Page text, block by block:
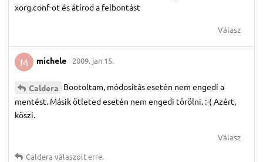
xorg.conf-ot és átírod a felbontást
Válasz
M michele 2009. jan 15.
Caldera Bootoltam, módosítás esetén nem engedi a
mentést. Másik ötleted esetén nem engedi törölni. :-( Azért,
köszi.
Válasz
Caldera válaszolt erre.